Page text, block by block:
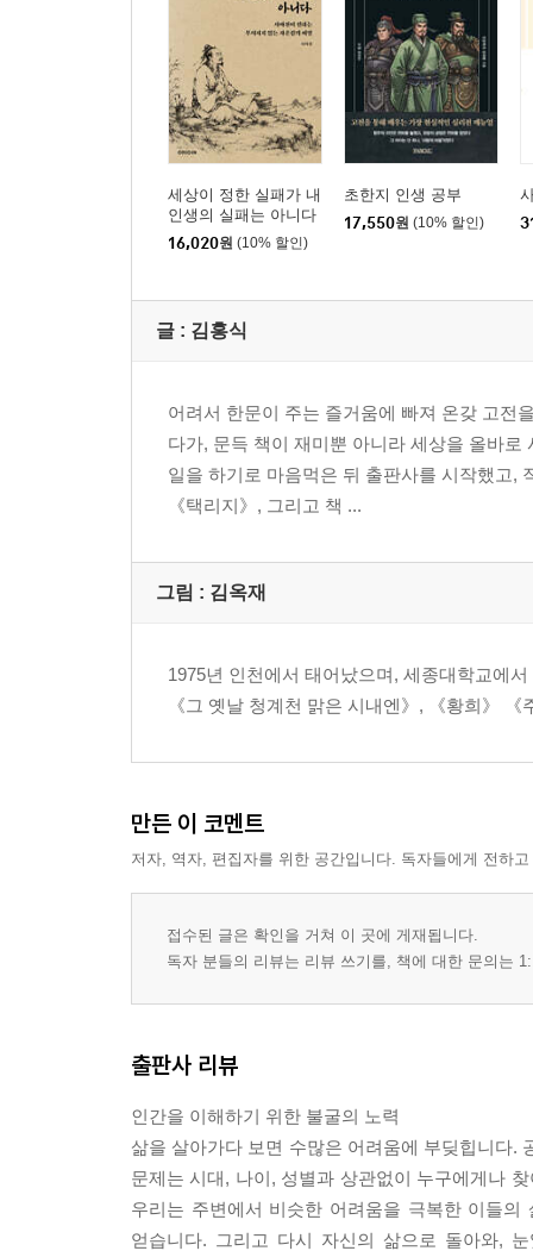
세상이 정한 실패가 내
인생의 실패는 아니다
16,020원 (10% 할인)
초한지 인생 공부
17,550원 (10% 할인)
글 : 김홍식
어려서 한문이 주는 즐거움에 빠져 온갖 고전
다가, 문득 책이 재미뿐 아니라 세상을 올바
일을 하기로 마음먹은 뒤 출판사를 시작했고,
《택리지》, 그리고 책 ...
그림 : 김옥재
1975년 인천에서 태어났으며, 세종대학교에
《그 옛날 청계천 맑은 시내엔》, 《황희》
만든 이 코멘트
저자, 역자, 편집자를 위한 공간입니다. 독자들에게 전하
접수된 글은 확인을 거쳐 이 곳에 게재됩니다.
독자 분들의 리뷰는 리뷰 쓰기를, 책에 대한 문의는
출판사 리뷰
인간을 이해하기 위한 불굴의 노력
삶을 살아가다 보면 수많은 어려움에 부딪힙니다.
문제는 시대, 나이, 성별과 상관없이 누구에게나
우리는 주변에서 비슷한 어려움을 극복한 이들
얻습니다. 그리고 다시 자신의 삶으로 돌아와,